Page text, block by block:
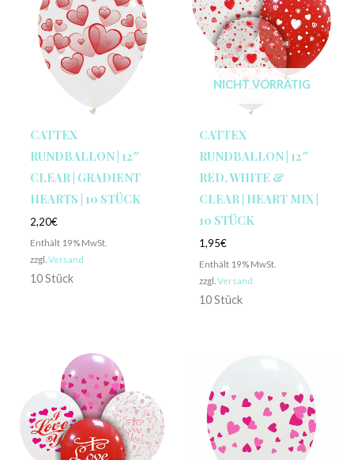
CATTEX
RUNDBALLON | 12″
CLEAR | GRADIENT
HEARTS | 10 STÜCK
2,20€
Enthält 19% MwSt.
zzgl. Versand
10 Stück
NICHT VORRÄTIG
CATTEX
RUNDBALLON | 12″
RED, WHITE &
CLEAR | HEART MIX |
10 STÜCK
1,95€
Enthält 19% MwSt.
zzgl. Versand
10 Stück